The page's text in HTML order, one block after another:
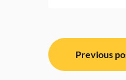
ਸੰਪਾਦਨਾ
ਨੈਵੀਗੇਸ਼ਨ
Previous